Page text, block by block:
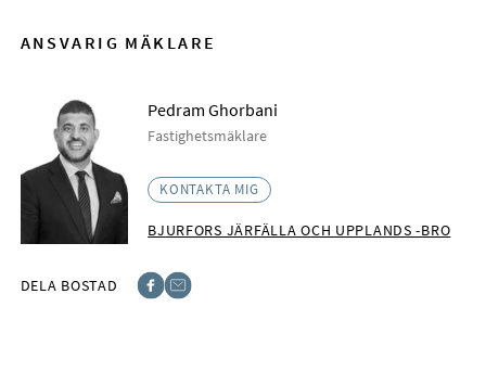
ANSVARIG MÄKLARE
Pedram Ghorbani
Fastighetsmäklare
KONTAKTA MIG
BJURFORS JÄRFÄLLA OCH UPPLANDS -BRO
DELA BOSTAD